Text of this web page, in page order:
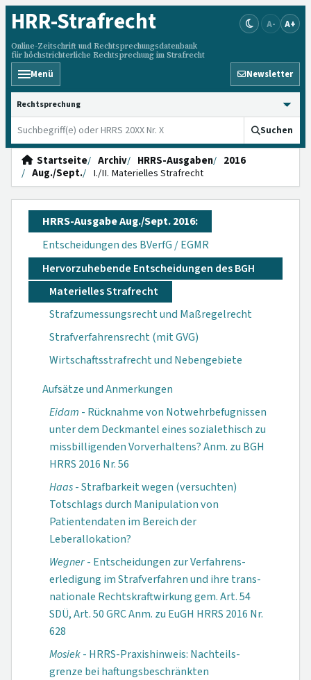
HRR-Strafrecht
Online-Zeitschrift und Rechtsprechungsdatenbank
für höchstrichterliche Rechtsprechung im Strafrecht
A- A+
Menü Newsletter
HRRS durchsuchen
Suchen
Startseite Archiv HRRS-Ausgaben
2016
Aug./Sept.
I./II. Materielles Strafrecht
HRRS-Ausgabe Aug./Sept. 2016:
Entscheidungen des BVerfG / EGMR
Hervorzuhebende Entscheidungen des BGH
Materielles Strafrecht
Strafzumessungsrecht und Maßregelrecht
Strafverfahrensrecht (mit GVG)
Wirtschaftsstrafrecht und Nebengebiete
Aufsätze und Anmerkungen
Eidam - Rücknahme von Notwehr­befugnissen
unter dem Deck­mantel eines sozial­ethisch zu
miss­billigenden Vorver­haltens? Anm. zu BGH
HRRS 2016 Nr. 56
Haas- Strafbarkeit wegen (versuchten)
Totschlags durch Manipulation von
Patientendaten im Bereich der
Leberallokation?
Wegner- Entscheidungen zur Verfahrens­
erledigung im Straf­verfahren und ihre trans­
nationale Rechts­kraftwirkung gem. Art. 54
SDÜ, Art. 50 GRC Anm. zu EuGH HRRS 2016 Nr.
628
Mosiek- HRRS-Praxishinweis: Nachteils­
grenze bei haftungs­beschränkten